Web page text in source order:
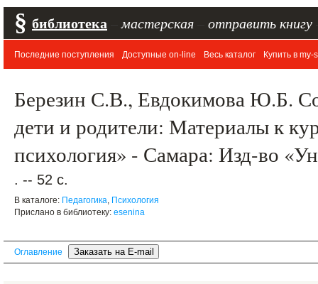
§ библиотека мастерская отправить книгу
Последние поступления Доступные on-line Весь каталог Купить в my-
Березин С.В., Евдокимова Ю.Б.
дети и родители: Материалы к
психология» - Самара: Изд-во
. -- 52 с.
В каталоге: Педагогика, Психология
Прислано в библиотеку: esenina
Оглавление